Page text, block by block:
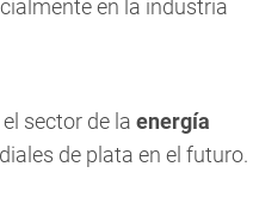
en la industria
sector de la energía
de plata en el futuro.